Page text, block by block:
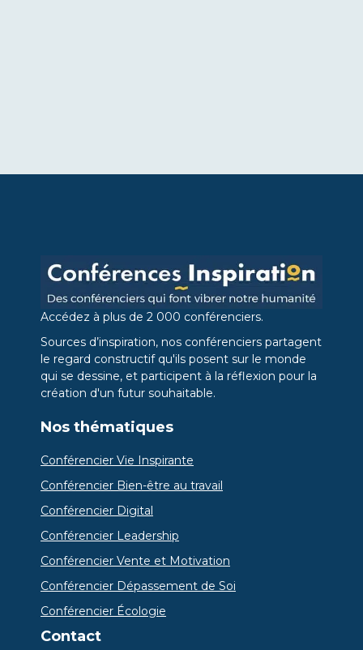
Accédez à plus de 2 000 conférenciers.
Sources d’inspiration, nos conférenciers partagent
le regard constructif qu'ils posent sur le monde
qui se dessine, et participent à la réflexion pour la
création d'un futur souhaitable.
Nos thématiques
Conférencier Vie Inspirante
Conférencier Bien-être au travail
Conférencier Digital
Conférencier Leadership
Conférencier Vente et Motivation
Conférencier Dépassement de Soi
Conférencier Écologie
Contact